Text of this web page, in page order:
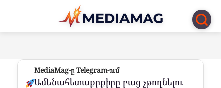
Перейти
контенту
MediaMag-ը Telegram-ում
Ամենահետաքրքիրը բաց չթողնելու